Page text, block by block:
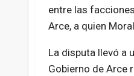
entre las
Arce, a quien
La disputa llevó a
Gobierno de Arce